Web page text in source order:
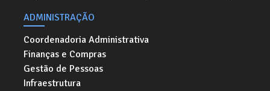
ADMINISTRAÇÃO
Coordenadoria Administrativa
Finanças e Compras
Gestão de Pessoas
Infraestrutura